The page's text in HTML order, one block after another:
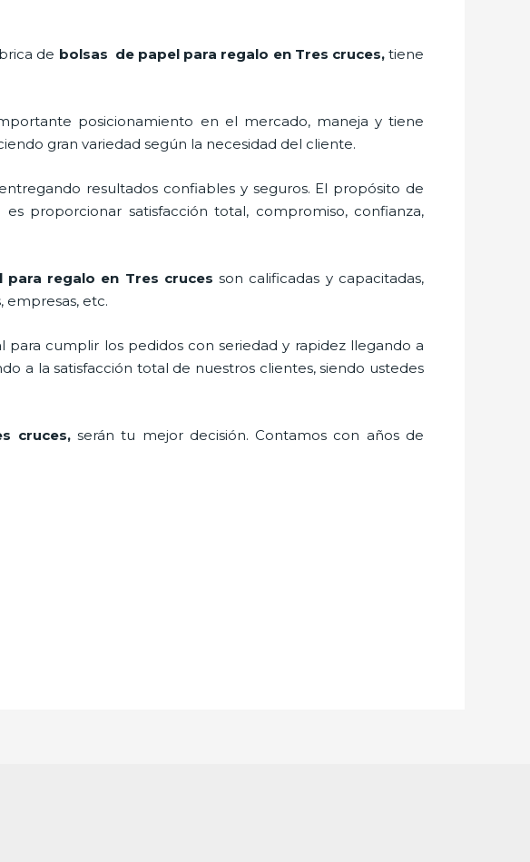
de bolsas de papel para regalo en Tres cruces,tiene
posicionamiento en el mercado, maneja y tiene
gran variedad según la necesidad del cliente.
resultados confiables y seguros. El propósito de
es proporcionar satisfacción total, compromiso, confianza,
para regalo en Tres crucesson calificadas y capacitadas,
empresas, etc.
cumplir los pedidos con seriedad y rapidez llegando a
a la satisfacción total de nuestros clientes, siendo ustedes
cruces, serán tu mejor decisión. Contamos con años de